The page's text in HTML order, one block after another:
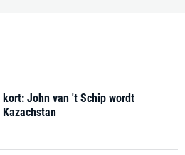
kort: John van 't Schip wordt